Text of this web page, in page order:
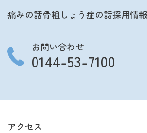
痛みの話骨粗しょう症の話採用情報
お問い合わせ
0144-53-7100
アクセス